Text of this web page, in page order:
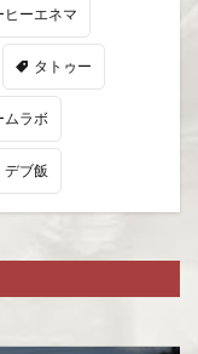
ヒーエネマ
タトゥー
ムラボ
デブ飯